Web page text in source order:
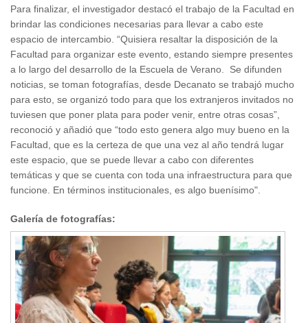
Para finalizar, el investigador destacó el trabajo de la Facultad en
brindar las condiciones necesarias para llevar a cabo este
espacio de intercambio. “Quisiera resaltar la disposición de la
Facultad para organizar este evento, estando siempre presentes
a lo largo del desarrollo de la Escuela de Verano. Se difunden
noticias, se toman fotografías, desde Decanato se trabajó mucho
para esto, se organizó todo para que los extranjeros invitados no
tuviesen que poner plata para poder venir, entre otras cosas”,
reconoció y añadió que “todo esto genera algo muy bueno en la
Facultad, que es la certeza de que una vez al año tendrá lugar
este espacio, que se puede llevar a cabo con diferentes
temáticas y que se cuenta con toda una infraestructura para que
funcione. En términos institucionales, es algo buenísimo".
Galería de fotografías: